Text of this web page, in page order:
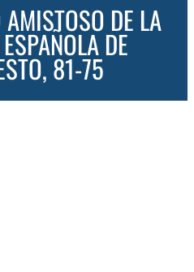
ACTUALIDAD
SERVICIOS
DE LA
DE
81-75